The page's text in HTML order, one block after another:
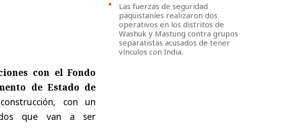
con el Fondo
de Estado de
con un
que van a ser
Las fuerzas de seguridad
paquistaníes realizaron dos
operativos en los distritos de
Washuk y Mastung contra grupos
separatistas acusados de tener
vínculos con India.